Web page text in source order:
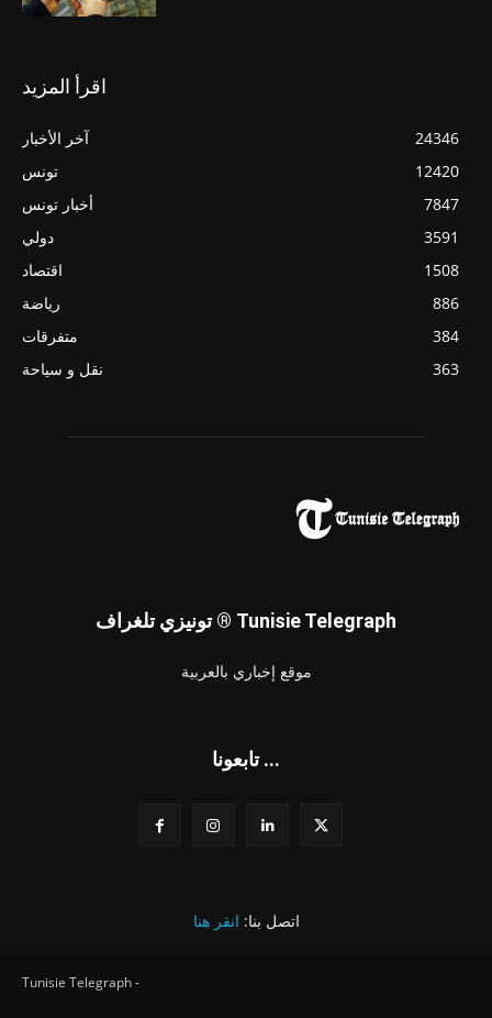
اقرأ المزيد
آخر الأخبار
24346
تونس
12420
أخبار تونس
7847
دولي
3591
اقتصاد
1508
رياضة
886
متفرقات
384
نقل و سياحة
363
تونيزي تلغراف ® Tunisie Telegraph
موقع إخباري بالعربية
تابعونا ...
اتصل بنا: انقر هنا
Tunisie Telegraph -